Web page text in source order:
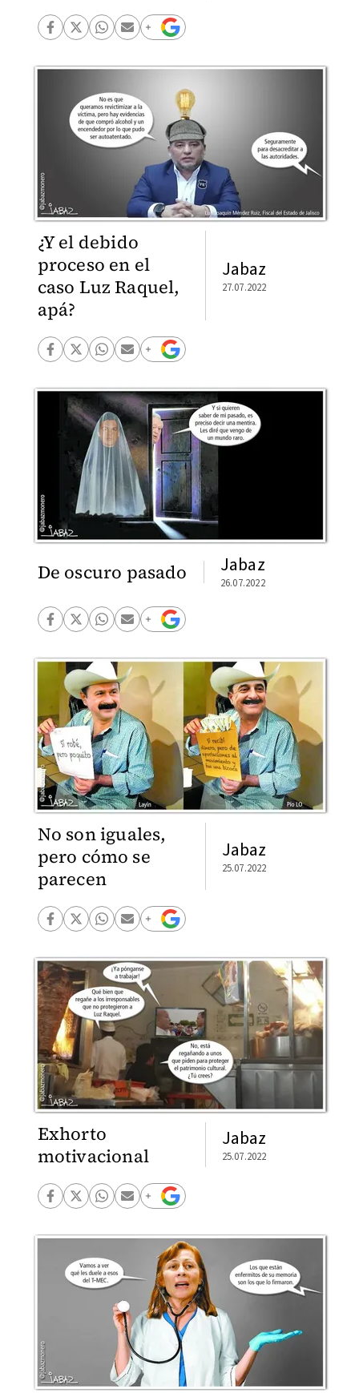
¿Y el debido
proceso en el
caso Luz Raquel,
apá?
Jabaz
27.07.2022
De oscuro pasado Jabaz
26.07.2022
No son iguales,
pero cómo se
parecen
Jabaz
25.07.2022
Exhorto
motivacional
Jabaz
25.07.2022